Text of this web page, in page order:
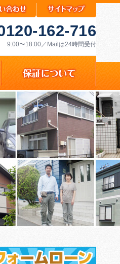
162-716
9:00〜18:00／Mailは24時間受付